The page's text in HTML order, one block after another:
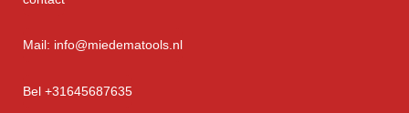
Mail: info@miedematools.nl
Bel +31645687635